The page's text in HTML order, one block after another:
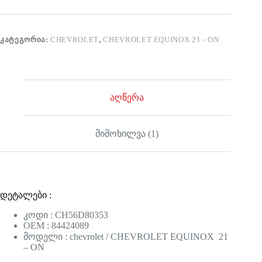
ᲙᲐᲢᲔᲒᲝᲠᲘᲐ:CHEVROLET,CHEVROLET EQUINOX 21 - ON
აღწერა
მიმოხილვა (1)
დეტალები :
კოდი : CH56D80353
OEM : 84424089
მოდელი : chevrolet / CHEVROLET EQUINOX 21
– ON